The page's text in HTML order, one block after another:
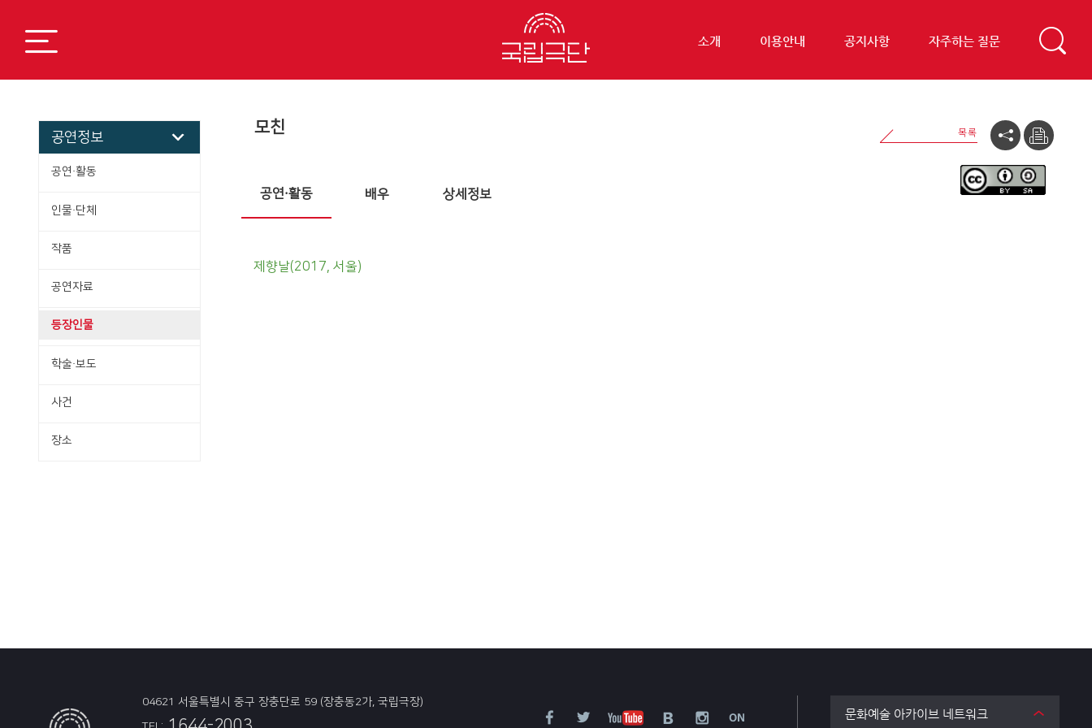
소개 이용안내 공지사항 자주하는 질문
공연정보
공연·활동
인물·단체
작품
공연자료
등장인물
학술·보도
사건
장소
모친
공연·활동 배우 상세정보
제향날(2017, 서울)
04621 서울특별시 중구 장충단로 59 (장충동2가, 국립극장)
문화예술 아카이브 네트워크